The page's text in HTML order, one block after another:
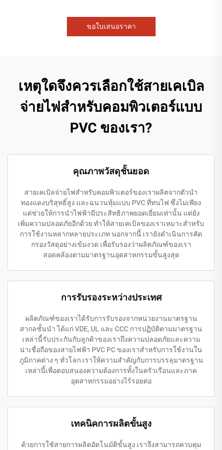
ขอใบเสนอราคา
เหตุใดจึงควรเลือกใช้สายเคเบิล
จ่ายไฟสำหรับคอมพิวเตอร์แบบ
PVC ของเรา?
คุณภาพวัสดุชั้นยอด
สายเคเบิลจ่ายไฟสำหรับคอมพิวเตอร์ของเราผลิตจากตัวนำ
ทองแดงบริสุทธิ์สูง และฉนวนหุ้มแบบ PVC ที่ทนไฟ ซึ่งไม่เพียง
แต่ช่วยให้การนำไฟฟ้ามีประสิทธิภาพยอดเยี่ยมเท่านั้น แต่ยัง
เพิ่มความปลอดภัยอีกด้วย ทำให้สายเคเบิลของเราเหมาะสำหรับ
การใช้งานหลากหลายประเภท นอกจากนี้ เรายังดำเนินการคัด
กรองวัสดุอย่างเข้มงวด เพื่อรับรองว่าผลิตภัณฑ์ของเรา
สอดคล้องตามมาตรฐานอุตสาหกรรมขั้นสูงสุด
การรับรองระหว่างประเทศ
ผลิตภัณฑ์ของเราได้รับการรับรองจากหน่วยงานมาตรฐาน
สากลชั้นนำ ได้แก่ VDE, UL และ CCC การปฏิบัติตามมาตรฐาน
เหล่านี้รับประกันกับลูกค้าของเราถึงความปลอดภัยและความ
น่าเชื่อถือของสายไฟฟ้า PVC PC ของเราสำหรับการใช้งานใน
ภูมิภาคต่าง ๆ ทั่วโลก เราให้ความสำคัญกับการบรรลุมาตรฐาน
เหล่านี้เพื่อตอบสนองความต้องการทั้งในครัวเรือนและภาค
อุตสาหกรรมอย่างไร้รอยต่อ
เทคนิคการผลิตขั้นสูง
ด้วยการใช้สายการผลิตอัตโนมัติขั้นสูง เราจึงสามารถควบคุม